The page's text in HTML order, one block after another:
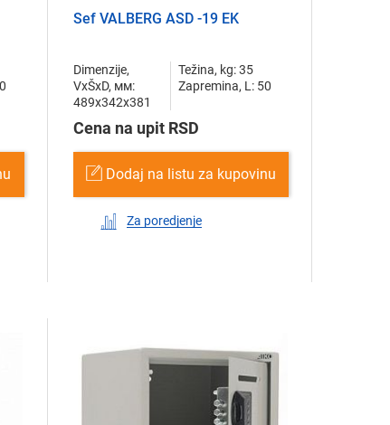
Sef VALBERG ASD -19 EK
Dimenzije,
VxŠxD, мм:
489x342x381
Težina, kg: 35
Zapremina, L: 50
Cena na upit RSD
Dodaj na listu za kupovinu
Za poredjenje